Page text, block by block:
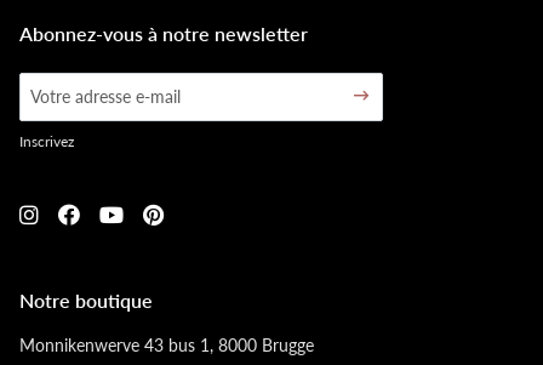
Notre boutique
Monnikenwerve 43 bus 1, 8000 Brugge
Abonnez-vous à notre newsletter
Inscrivez